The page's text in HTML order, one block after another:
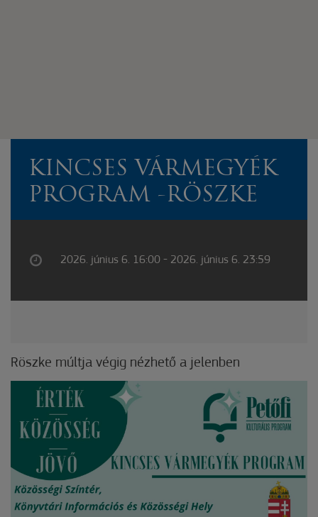
KINCSES VÁRMEGYÉK
PROGRAM -RÖSZKE
2026. június 6. 16:00 - 2026. június 6. 23:59
Röszke múltja végig nézhető a jelenben